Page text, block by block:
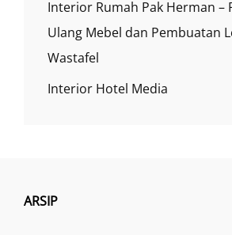
Interior Rumah Pak Herman –
Ulang Mebel dan Pembuatan
Wastafel
Interior Hotel Media
ARSIP